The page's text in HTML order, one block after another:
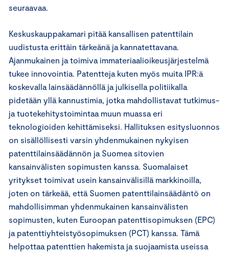
seuraavaa.
Keskuskauppakamari pitää kansallisen patenttilain
uudistusta erittäin tärkeänä ja kannatettavana.
Ajanmukainen ja toimiva immateriaalioikeusjärjestelmä
tukee innovointia. Patentteja kuten myös muita IPR:ä
koskevalla lainsäädännöllä ja julkisella politiikalla
pidetään yllä kannustimia, jotka mahdollistavat tutkimus-
ja tuotekehitystoimintaa muun muassa eri
teknologioiden kehittämiseksi. Hallituksen esitysluonnos
on sisällöllisesti varsin yhdenmukainen nykyisen
patenttilainsäädännön ja Suomea sitovien
kansainvälisten sopimusten kanssa. Suomalaiset
yritykset toimivat usein kansainvälisillä markkinoilla,
joten on tärkeää, että Suomen patenttilainsäädäntö on
mahdollisimman yhdenmukainen kansainvälisten
sopimusten, kuten Euroopan patenttisopimuksen (EPC)
ja patenttiyhteistyösopimuksen (PCT) kanssa. Tämä
helpottaa patenttien hakemista ja suojaamista useissa